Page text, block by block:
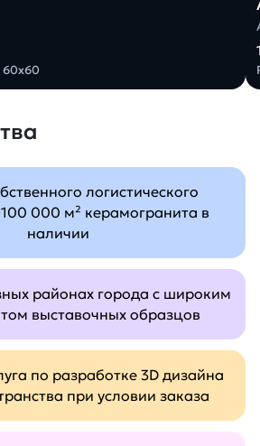
60х60
логистического
000 м² керамогранита в
наличии
районах города с широким
выставочных образцов
по разработке 3D дизайна
при условии заказа